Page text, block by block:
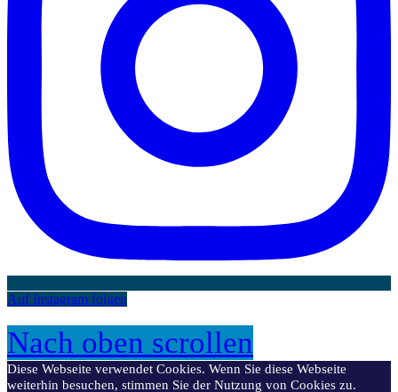
Auf Instagram folgen
Nach oben scrollen
Diese Webseite verwendet Cookies. Wenn Sie diese Webseite
weiterhin besuchen, stimmen Sie der Nutzung von Cookies zu.